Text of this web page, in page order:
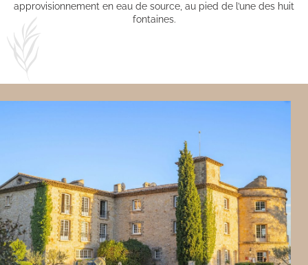
approvisionnement en eau de source, au pied de l’une des huit
fontaines.